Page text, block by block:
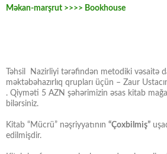
Məkan-marşrut >>>> Bookhouse
Təhsil Nazirliyi tərəfindən metodiki vəsaitə
məktəbəhazırlıq qrupları üçün – Zaur
. Qiyməti 5 AZN şəhərimizin əsas kitab
bilərsiniz.
Kitab “Mücrü” nəşriyyatının “Çoxbilmiş”
edilmişdir.